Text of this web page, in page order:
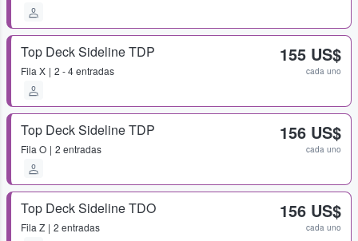
Top Deck Sideline TDP
Fila X 2 - 4 entradas
155 US$
cada uno
Top Deck Sideline TDP
Fila O 2 entradas
156 US$
cada uno
Top Deck Sideline TDO
Fila Z 2 entradas
156 US$
cada uno